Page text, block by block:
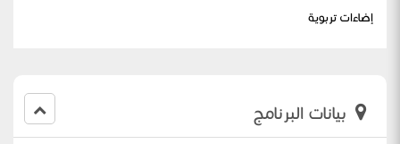
إضاءات تربوية
بيانات البرنامج